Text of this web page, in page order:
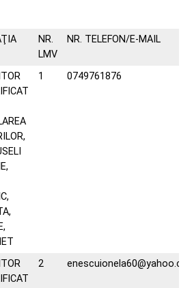
NR.
LMV
NR. TELEFON/E-MAIL
1 0749761876
2